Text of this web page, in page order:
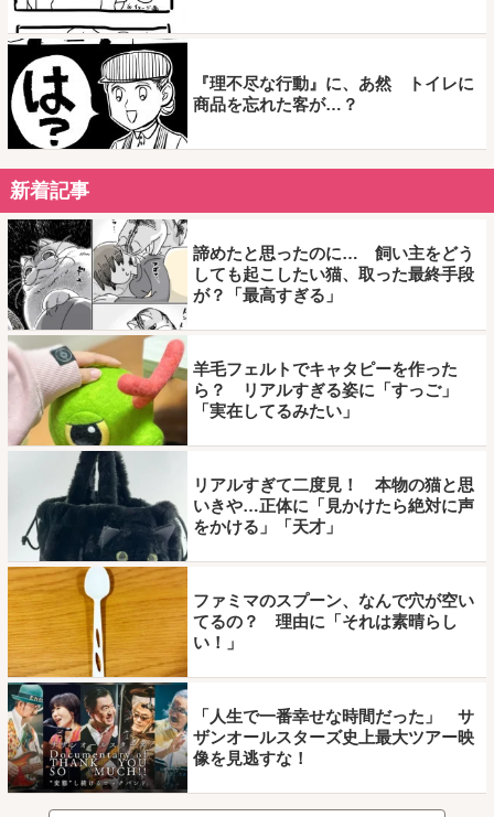
『理不尽な行動』に、あ然 トイレに
商品を忘れた客が…？
新着記事
諦めたと思ったのに… 飼い主をどう
しても起こしたい猫、取った最終手段
が？「最高すぎる」
羊毛フェルトでキャタピーを作った
ら？ リアルすぎる姿に「すっご」
「実在してるみたい」
リアルすぎて二度見！ 本物の猫と思
いきや…正体に「見かけたら絶対に声
をかける」「天才」
ファミマのスプーン、なんで穴が空い
てるの？ 理由に「それは素晴らし
い！」
「人生で一番幸せな時間だった」 サ
ザンオールスターズ史上最大ツアー映
像を見逃すな！